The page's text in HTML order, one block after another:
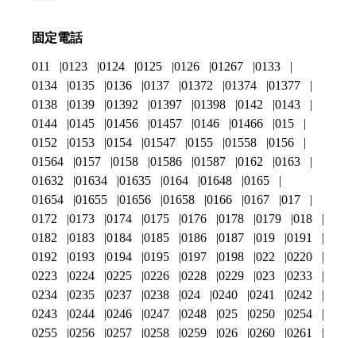
固定電話
011 0123 0124 0125 0126 01267
0133
0134
0135 0136 0137 01372 01374
01377
0138
0139 01392 01397 01398 0142
0143
0144
0145 01456 01457 0146 01466
015
0152
0153 0154 01547 0155 01558
0156
01564
0157 0158 01586 01587 0162
0163
01632
01634 01635 0164 01648
0165
01654
01655 01656 01658 0166 0167
017
0172
0173 0174 0175 0176 0178 0179
018
0182
0183 0184 0185 0186 0187 019
0191
0192
0193 0194 0195 0197 0198 022
0220
0223
0224 0225 0226 0228 0229 023
0233
0234
0235 0237 0238 024 0240 0241
0242
0243
0244 0246 0247 0248 025 0250
0254
0255
0256 0257 0258 0259 026 0260 0261